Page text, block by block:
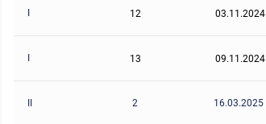
12 03.11.2024
13 09.11.2024
2 16.03.2025